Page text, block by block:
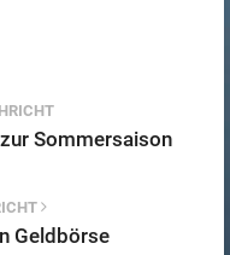
Sommersaison
Geldbörse